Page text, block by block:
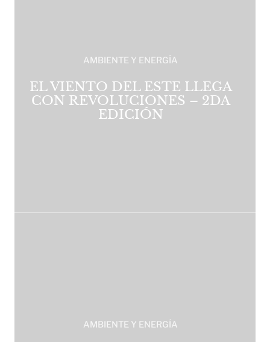
AMBIENTE Y ENERGÍA
EL VIENTO DEL ESTE LLEGA
CON REVOLUCIONES – 2DA
EDICIÓN
AMBIENTE Y ENERGÍA